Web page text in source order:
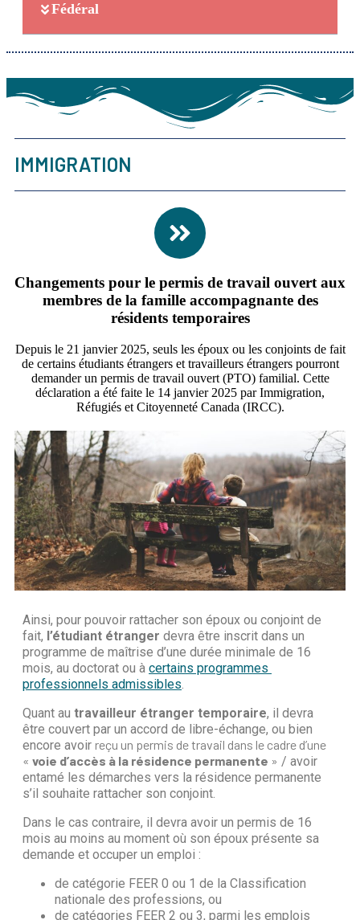
Fédéral
IMMIGRATION
Changements pour le permis de travail ouvert aux
membres de la famille accompagnante des
résidents temporaires
Depuis le 21 janvier 2025, seuls les époux ou les conjoints de fait
de certains étudiants étrangers et travailleurs étrangers pourront
demander un permis de travail ouvert (PTO) familial. Cette
déclaration a été faite le 14 janvier 2025 par Immigration,
Réfugiés et Citoyenneté Canada (IRCC).
Ainsi, pour pouvoir rattacher son époux ou conjoint de
fait, l’étudiant étranger devra être inscrit dans un
programme de maîtrise d’une durée minimale de 16
mois, au doctorat ou à certains programmes
professionnels admissibles
Quant au travailleur étranger temporaire, il devra
être couvert par un accord de libre-échange, ou bien
encore avoir reçu un permis de travail dans le cadre d’une
« voie d’accès à la résidence permanente » / avoir
entamé les démarches vers la résidence permanente
s’il souhaite rattacher son conjoint.
Dans le cas contraire, il devra avoir un permis de 16
mois au moins au moment où son époux présente sa
demande et occuper un emploi :
de catégorie FEER 0 ou 1 de la Classification
nationale des professions, ou
de catégories FEER 2 ou 3, parmi les emplois